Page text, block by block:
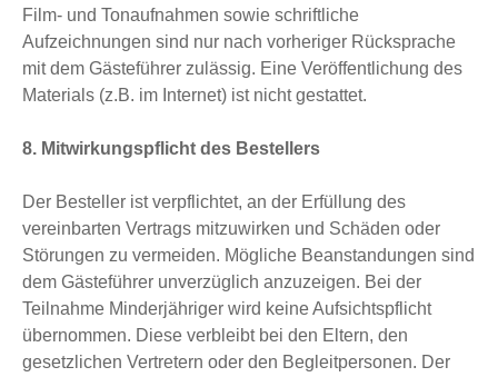
Film- und Tonaufnahmen sowie schriftliche
Aufzeichnungen sind nur nach vorheriger Rücksprache
mit dem Gästeführer zulässig. Eine Veröffentlichung des
Materials (z.B. im Internet) ist nicht gestattet.
8. Mitwirkungspflicht des Bestellers
Der Besteller ist verpflichtet, an der Erfüllung des
vereinbarten Vertrags mitzuwirken und Schäden oder
Störungen zu vermeiden. Mögliche Beanstandungen sind
dem Gästeführer unverzüglich anzuzeigen. Bei der
Teilnahme Minderjähriger wird keine Aufsichtspflicht
übernommen. Diese verbleibt bei den Eltern, den
gesetzlichen Vertretern oder den Begleitpersonen. Der